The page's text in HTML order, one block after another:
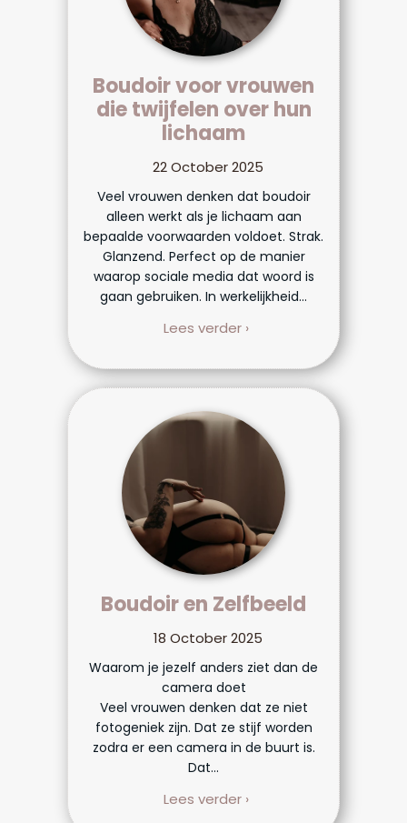
Boudoir voor vrouwen
die twijfelen over hun
lichaam
22 October 2025
Veel vrouwen denken dat boudoir
alleen werkt als je lichaam aan
bepaalde voorwaarden voldoet. Strak.
Glanzend. Perfect op de manier
waarop sociale media dat woord is
gaan gebruiken. In werkelijkheid...
Lees verder ›
Boudoir en Zelfbeeld
18 October 2025
Waarom je jezelf anders ziet dan de
camera doet
Veel vrouwen denken dat ze niet
fotogeniek zijn. Dat ze stijf worden
zodra er een camera in de buurt is.
Dat...
Lees verder ›